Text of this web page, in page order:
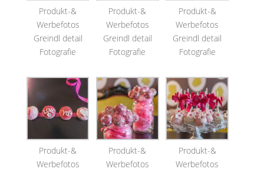
Produkt-&
Werbefotos
Greindl detail
Fotografie
Produkt-&
Werbefotos
Greindl detail
Fotografie
Produkt-&
Werbefotos
Greindl detail
Fotografie
Produkt-&
Werbefotos
Produkt-&
Werbefotos
Produkt-&
Werbefotos